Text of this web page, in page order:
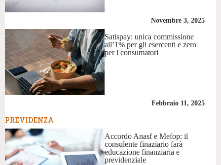
Novembre 3, 2025
Satispay: unica commissione
all’1% per gli esercenti e zero
per i consumatori
Febbraio 11, 2025
PREVIDENZA
Accordo Anasf e Mefop: il
consulente finaziario farà
educazione finanziaria e
previdenziale